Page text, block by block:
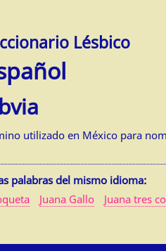
utilizado en México para
palabras del mismo idioma:
Juana Gallo Juana tres